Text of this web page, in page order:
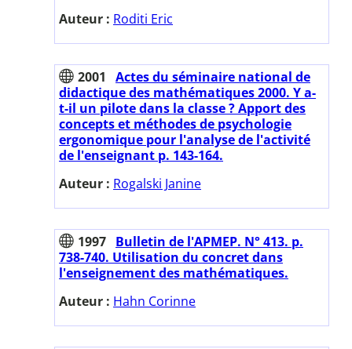
Auteur : Roditi Eric
2001
Actes du séminaire national de
didactique des mathématiques 2000. Y a-
t-il un pilote dans la classe ? Apport des
concepts et méthodes de psychologie
ergonomique pour l'analyse de l'activité
de l'enseignant p. 143-164.
Auteur : Rogalski Janine
1997 Bulletin de l'APMEP. N° 413. p.
738-740. Utilisation du concret dans
l'enseignement des mathématiques.
Auteur : Hahn Corinne